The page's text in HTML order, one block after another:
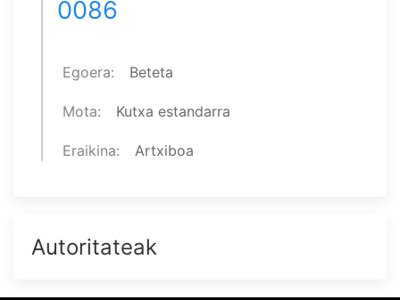
0086
Egoera Beteta
Mota Kutxa estandarra
Eraikina Artxiboa
Autoritateak